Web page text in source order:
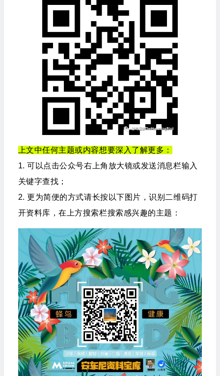
上文中任何主题或内容想要深入了解更多：
1. 可以点击公众号右上角放大镜或发送消息栏输入
关键字查找；
2. 更为简便的方式请长按以下图片，识别二维码打
开资料库，在上方搜索栏搜索感兴趣的主题：